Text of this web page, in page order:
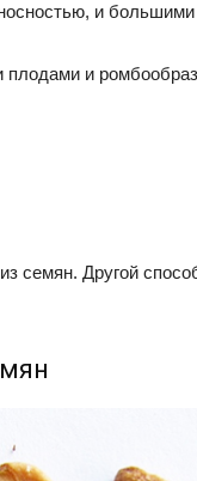
и большими
и
семян. Другой